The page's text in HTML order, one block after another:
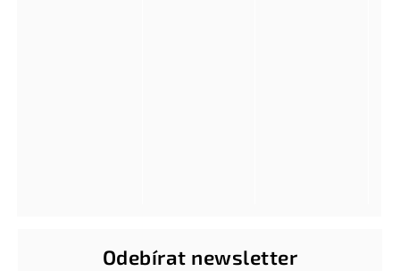
Odebírat newsletter